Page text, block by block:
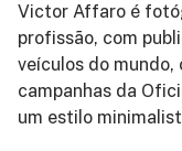
Victor Affaro é
profissão, com
veículos do mundo,
campanhas da
um estilo